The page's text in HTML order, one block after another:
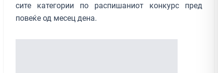
сите категории по распишаниот конкурс пред
повеќе од месец дена.